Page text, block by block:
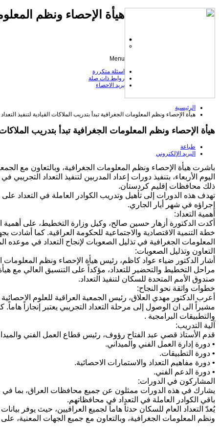
هيأة الإحصاء ونظم
الرئيسية
هيأة الإحصاء ونظم المعلومات الجغرافية تبدأ بتدريب الملاكات القيادية لتنفيذ
هيأة الإحصاء ونظم المعلومات الجغرافية تبدأ بتدريب الملاكات
طباعة
البريد الإلكتروني
باشرت هيأة الإحصاء ونظم المعلومات الجغرافية، وبالتعاون مع
اليوم الأربعاء، بتنفيذ دورات إعداد المدربين لتنفيذ التعداد
ذلك محافظات إقليم كردستان.
تهدف هذه الدورات إلى تأهيل وتدريب الكوادر العاملة في التعداد على
إجراؤه في شهر أيار الجاري.
أهمية التعداد:
أكدت الدكتورة أزهار حسين صالح، وكيل وزارة التخطيط، على أهمية
خطة التنمية الاقتصادية والاجتماعية للحكومة العراقية. كما أشادت
المعلومات الجغرافية في تذليل الصعوبات لإنجاح التعداد في موعده
التعاون وتذليل الصعوبات:
أشار الدكتور ضياء عواد كاظم، رئيس هيأة الإحصاء ونظم المعلومات
مراحل التخطيط والتحضير للتعداد، مؤكداً على التنسيق العالي مع
صندوق الأمم المتحدة للسكان لتنفيذ التعداد.
خطوات واثقة نحو النجاح:
أعرب الدكتور مهدي العلاق، رئيس الجمعية العراقية للعلوم
مشيراً الى ان الوصول إلى مرحلة التعداد التجريبي يعتبر إنجازاً
والتطبيقات البرامجية .
آلية التدريب:
قدم الأستاذ قصي عبد الفتاح رؤوف، رئيس قطاع العمل الفني
• دورة إدارة العمل الفني والميداني.
• دورة التطبيقات.
• دورة مفاهيم التعداد والاستمارات الاحصائية.
• دورة الدعم الفني.
المشاركون في الدورات:
يشارك في هذه الدورات ممثلون عن جميع محافظات العراق، بما
باقي الكوادر العاملة في التعداد في محافظاتهم.
يُعدّ التعداد العام للسكان حدثاً هاماً لجميع العراقيين، حيث يوفر
ونظم المعلومات الجغرافية، وبالتعاون مع جميع الجهات المعنية،
Menu
اسئلة متكررة
روابط ذات صلة
بريد الاحصاء